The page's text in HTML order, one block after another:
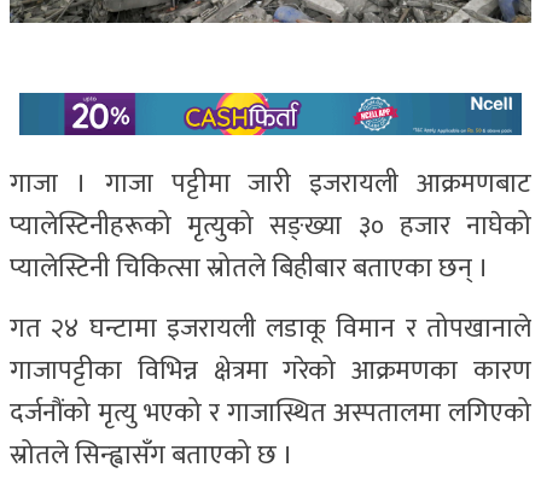
गाजा । गाजा पट्टीमा जारी इजरायली आक्रमणबाट
प्यालेस्टिनीहरूको मृत्युको सङ्ख्या ३० हजार नाघेको
प्यालेस्टिनी चिकित्सा स्रोतले बिहीबार बताएका छन् ।
गत २४ घन्टामा इजरायली लडाकू विमान र तोपखानाले
गाजापट्टीका विभिन्न क्षेत्रमा गरेको आक्रमणका कारण
दर्जनौंको मृत्यु भएको र गाजास्थित अस्पतालमा लगिएको
स्रोतले सिन्ह्वासँग बताएको छ ।